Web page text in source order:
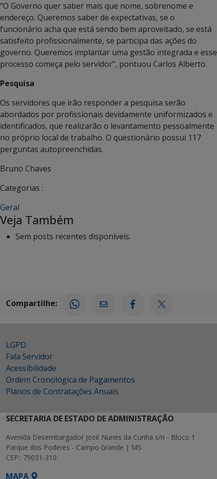
“O Governo quer saber mais que nome, sobrenome e
endereço. Queremos saber de expectativas, se o
funcionário acha que está sendo bem aproveitado, se está
satisfeito profissionalmente, se participa das ações do
governo. Queremos implantar uma gestão integrada e esse
processo começa pelo servidor”, pontuou Carlos Alberto.
Pesquisa
Os servidores que irão responder a pesquisa serão
abordados por profissionais devidamente uniformizados e
identificados, que realizarão o levantamento pessoalmente
no próprio local de trabalho. O questionário possui 117
perguntas autopreenchidas.
Bruno Chaves
Categorias :
Geral
Veja Também
Sem posts recentes disponíveis.
Compartilhe:
LGPD
Fala Servidor
Acessibilidade
Ordem Cronológica de Pagamentos
Planos de Contratações Anuais
SECRETARIA DE ESTADO DE ADMINISTRAÇÃO
Avenida Desembargador José Nunes da Cunha s/n - Bloco 1
Parque dos Poderes - Campo Grande | MS
CEP.: 79031-310
MAPA